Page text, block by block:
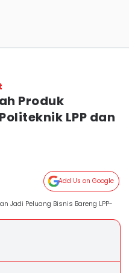
Produk
LPP dan
Add Us on Google
Jadi Peluang Bisnis Bareng LPP-